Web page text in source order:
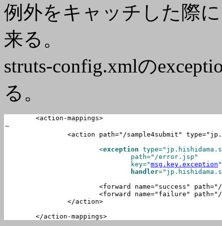
例外をキャッチした際
来る。
struts-config.xmlの
る。
～
			<
exception
				key="
msg.key.exception "
handler
	</action-mappings>